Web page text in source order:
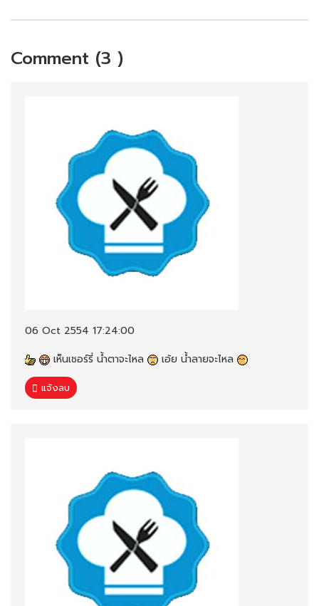
Comment (3 )
06 Oct 2554 17:24:00
เห็นเชอร์รี่ น้ำตาจะไหล
เอ้ย น้ำลายจะไหล
แจ้งลบ